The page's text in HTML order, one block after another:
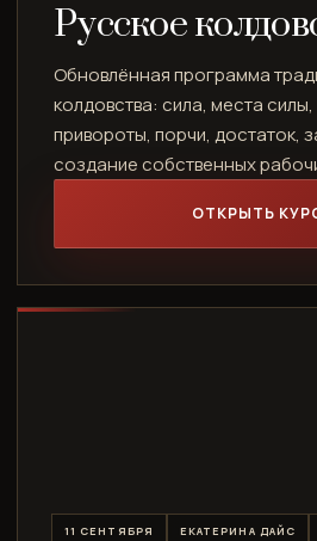
Русское
Обновлённая программа
колдовства: сила, места силы,
привороты, порчи, достаток,
создание собственных
ОТКРЫТЬ
11 СЕНТЯБРЯ ЕКАТЕРИНА ДАЙС